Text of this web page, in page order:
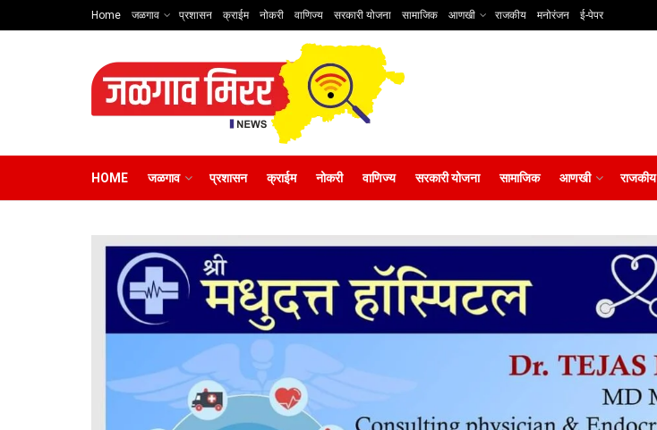
Home जळगाव प्रशासन क्राईम नोकरी वाणिज्य सरकारी योजना सामाजिक आणखी राजकीय मनोरंजन ई-पेपर
HOME जळगाव प्रशासन क्राईम नोकरी वाणिज्य सरकारी योजना सामाजिक आणखी राजकीय